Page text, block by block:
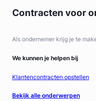
Contracten voor
Als ondernemer krijg je te
We kunnen je helpen bij
Klantencontracten opstellen
Bekijk alle onderwerpen